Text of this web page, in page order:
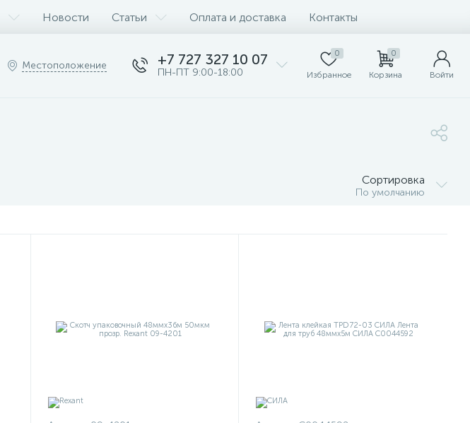
Новости Статьи Оплата и доставка Контакты
Местоположение +7 727 327 10 07
ПН-ПТ 9:00-18:00
0
Избранное
0
Корзина Войти
Сортировка
По умолчанию